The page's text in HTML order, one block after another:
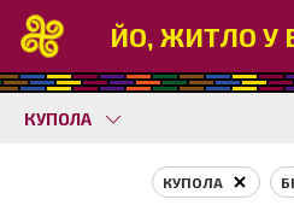
ЙО, ЖИТЛО У
КУПОЛА
КУПОЛА